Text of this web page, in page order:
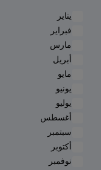
يناير
فبراير
مارس
أبريل
مايو
يونيو
يوليو
أغسطس
سبتمبر
أكتوبر
نوفمبر